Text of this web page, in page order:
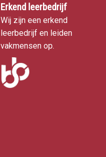
Erkend leerbedrijf
Wij zijn een erkend
leerbedrijf en leiden
vakmensen op.